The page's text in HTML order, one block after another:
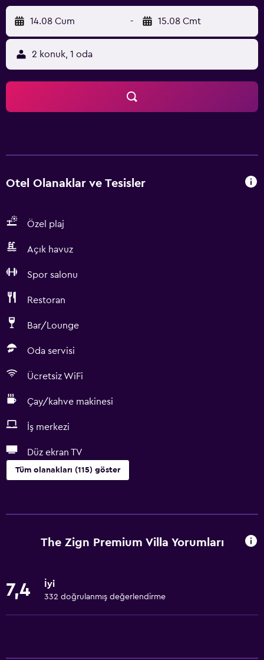
14.08 Cum - 15.08 Cmt
2 konuk, 1 oda
Otel Olanaklar ve Tesisler
Özel plaj
Açık havuz
Spor salonu
Restoran
Bar/Lounge
Oda servisi
Ücretsiz WiFi
Çay/kahve makinesi
İş merkezi
Düz ekran TV
Tüm olanakları (115) göster
Cam Kenarı
Kilitli dolaplar
The Zign Premium Villa Yorumları
7,4 İyi
332 doğrulanmış değerlendirme